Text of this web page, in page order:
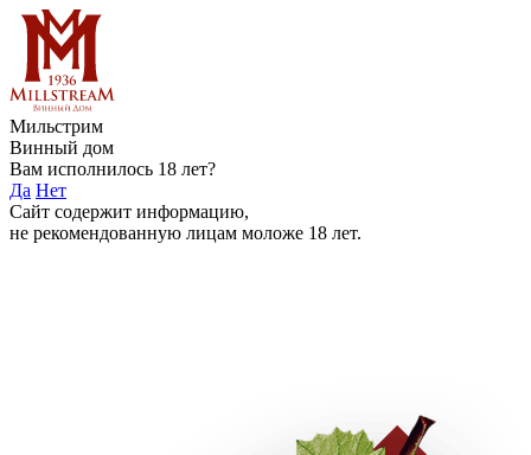
Мильстрим
Винный дом
Вам исполнилось 18 лет?
Да Нет
Сайт содержит информацию,
не рекомендованную лицам моложе 18 лет.